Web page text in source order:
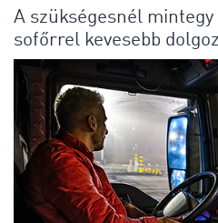
A szükségesnél
sofőrrel kevesebb